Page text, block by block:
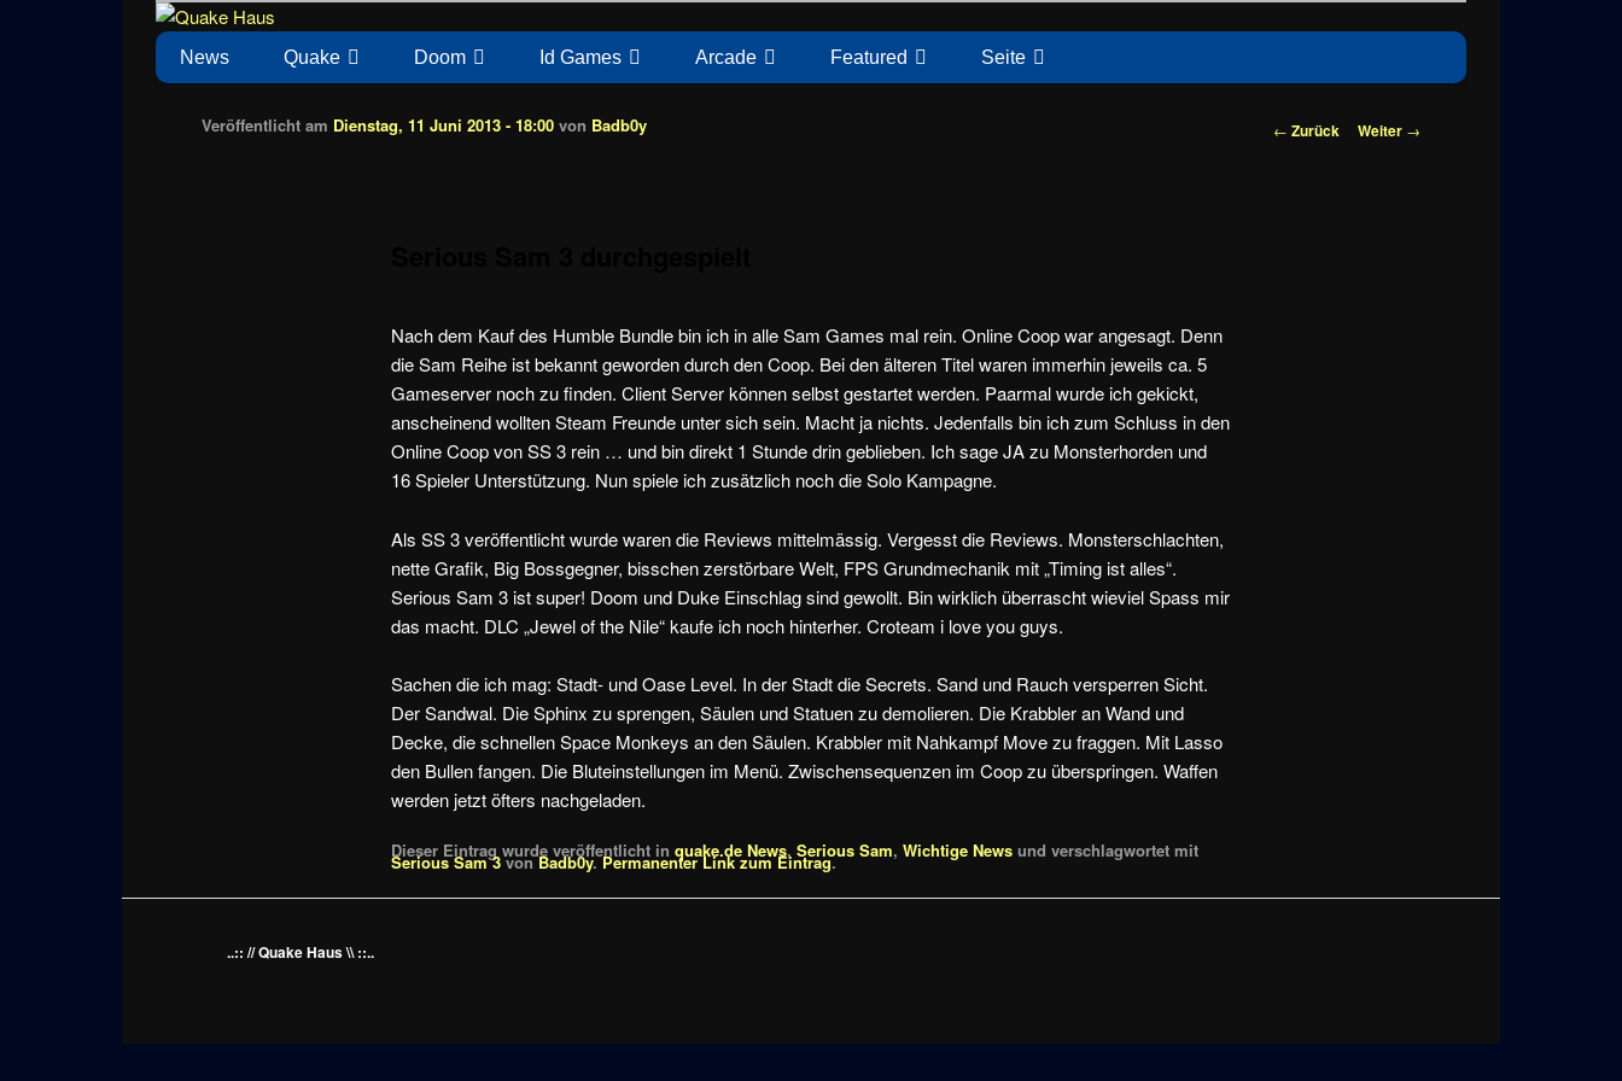
Quake Haus
News zu Quake, Doom, FPS, Arcade
Hauptmenü
News Quake Doom Id Games Arcade Featured Seite
Beitragsnavigation
← Zurück Weiter →
Veröffentlicht am Dienstag, 11 Juni 2013 - 18:00 von Badb0y
Nach dem Kauf des Humble Bundle bin ich in alle Sam Games mal rein. Online Coop war angesagt. Denn
die Sam Reihe ist bekannt geworden durch den Coop. Bei den älteren Titel waren immerhin jeweils ca. 5
Gameserver noch zu finden. Client Server können selbst gestartet werden. Paarmal wurde ich gekickt,
anscheinend wollten Steam Freunde unter sich sein. Macht ja nichts. Jedenfalls bin ich zum Schluss in den
Online Coop von SS 3 rein … und bin direkt 1 Stunde drin geblieben. Ich sage JA zu Monsterhorden und
16 Spieler Unterstützung. Nun spiele ich zusätzlich noch die Solo Kampagne.
Als SS 3 veröffentlicht wurde waren die Reviews mittelmässig. Vergesst die Reviews. Monsterschlachten,
nette Grafik, Big Bossgegner, bisschen zerstörbare Welt, FPS Grundmechanik mit „Timing ist alles“.
Serious Sam 3 ist super! Doom und Duke Einschlag sind gewollt. Bin wirklich überrascht wieviel Spass mir
das macht. DLC „Jewel of the Nile“ kaufe ich noch hinterher. Croteam i love you guys.
Sachen die ich mag: Stadt- und Oase Level. In der Stadt die Secrets. Sand und Rauch versperren Sicht.
Der Sandwal. Die Sphinx zu sprengen, Säulen und Statuen zu demolieren. Die Krabbler an Wand und
Decke, die schnellen Space Monkeys an den Säulen. Krabbler mit Nahkampf Move zu fraggen. Mit Lasso
den Bullen fangen. Die Bluteinstellungen im Menü. Zwischensequenzen im Coop zu überspringen. Waffen
werden jetzt öfters nachgeladen.
Dieser Eintrag wurde veröffentlicht inquake.de News,Serious Sam,Wichtige News und verschlagwortet mit
Serious Sam 3vonBadb0y.Permanenter Link zum Eintrag.
..:: // Quake Haus \\ ::..